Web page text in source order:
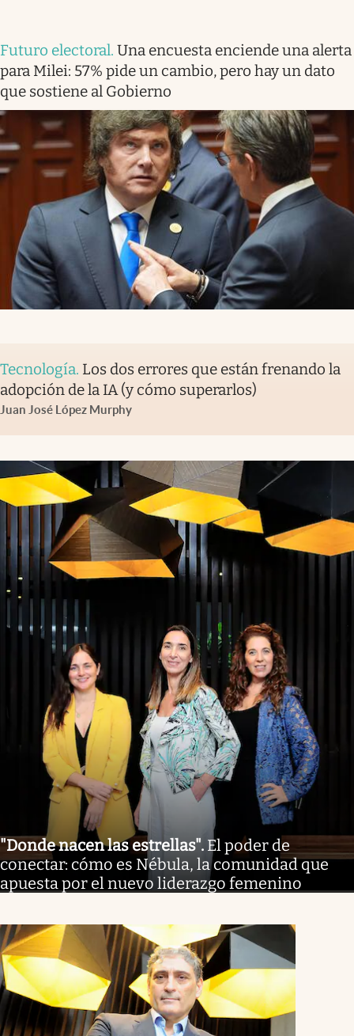
Futuro electoral. Una encuesta enciende una alerta
para Milei: 57% pide un cambio, pero hay un dato
que sostiene al Gobierno
Tecnología. Los dos errores que están frenando la
adopción de la IA (y cómo superarlos)
Juan José López Murphy
"Donde nacen las estrellas". El poder de
conectar: cómo es Nébula, la comunidad que
apuesta por el nuevo liderazgo femenino